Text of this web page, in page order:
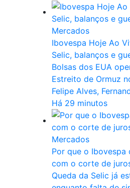
Mercados
Ibovespa Hoje Ao
Selic, balanços e
Bolsas dos EUA
Estreito de Ormuz
Felipe Alves,
Há 29 minutos
Mercados
Por que o Ibovespa
com o corte de
Queda da Selic já